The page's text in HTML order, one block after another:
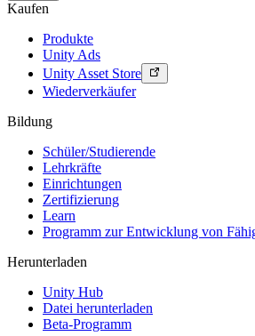
Kaufen
Produkte
Unity Ads
Unity Asset Store
Wiederverkäufer
Bildung
Schüler/Studierende
Lehrkräfte
Einrichtungen
Zertifizierung
Learn
Programm zur Entwicklung von
Herunterladen
Unity Hub
Datei herunterladen
Beta-Programm